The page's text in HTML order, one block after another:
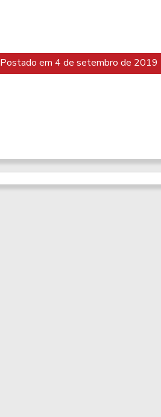
Postado em 4 de setembro de 2019